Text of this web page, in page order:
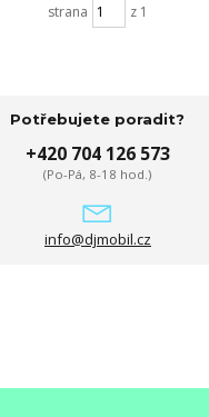
strana z 1
Potřebujete poradit?
+420 704 126 573
(Po-Pá, 8-18 hod.)
info@djmobil.cz